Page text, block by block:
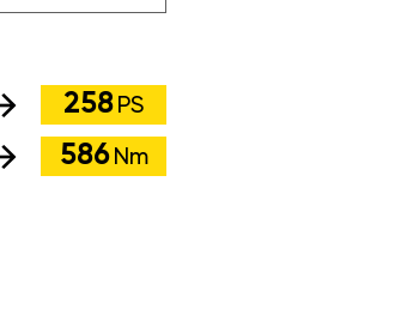
258 PS
586 Nm